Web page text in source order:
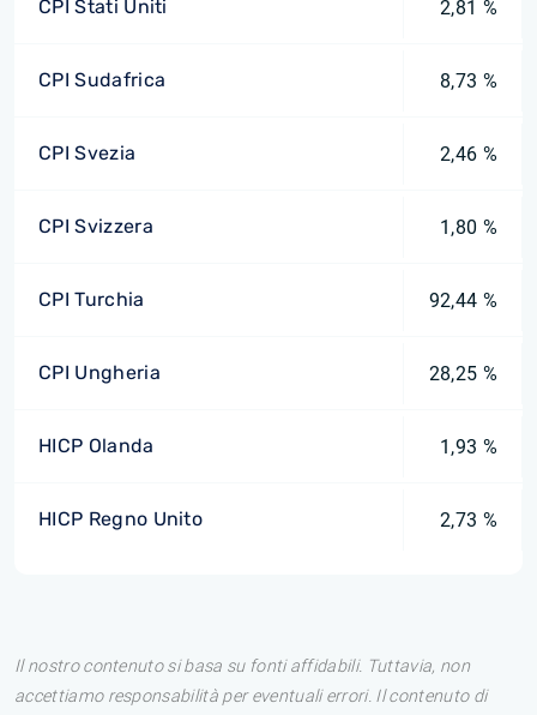
CPI Stati Uniti 2,81 %
CPI Sudafrica 8,73 %
CPI Svezia 2,46 %
CPI Svizzera 1,80 %
CPI Turchia 92,44 %
CPI Ungheria 28,25 %
HICP Olanda 1,93 %
HICP Regno Unito 2,73 %
Il nostro contenuto si basa su fonti affidabili. Tuttavia, non
accettiamo responsabilità per eventuali errori. Il contenuto di